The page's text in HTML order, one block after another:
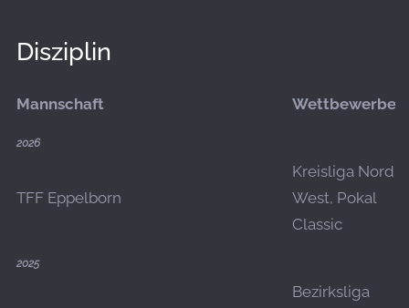
Disziplin
Mannschaft Wettbewerbe
2026
TFF Eppelborn
Kreisliga Nord-
West, Pokal
Classic
2025
Bezirksliga